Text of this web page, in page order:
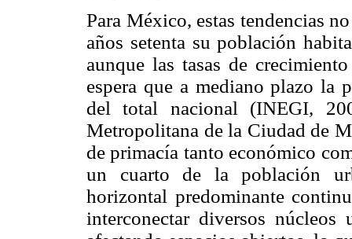
Para México, estas tendencias
años setenta su población
aunque las tasas de
espera que a mediano plazo la
del total nacional (INEGI,
Metropolitana de la Ciudad de
de primacía tanto económico
un cuarto de la población
horizontal predominante
interconectar diversos núcleos